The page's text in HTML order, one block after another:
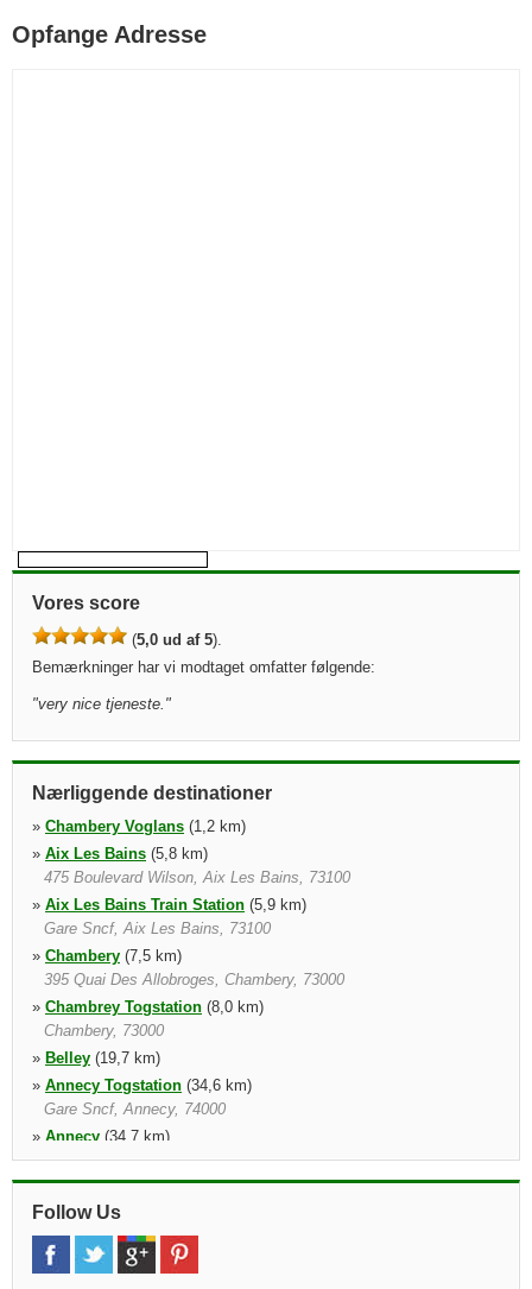
Opfange Adresse
Vores score
(5,0 ud af 5).
Bemærkninger har vi modtaget omfatter følgende:
"very nice tjeneste. "
Nærliggende destinationer
» Chambery Voglans (1,2 km)
» Aix Les Bains (5,8 km)
475 Boulevard Wilson, Aix Les Bains, 73100
» Aix Les Bains Train Station (5,9 km)
Gare Sncf, Aix Les Bains, 73100
» Chambery (7,5 km)
395 Quai Des Allobroges, Chambery, 73000
» Chambrey Togstation (8,0 km)
Chambery, 73000
» Belley (19,7 km)
» Annecy Togstation (34,6 km)
Gare Sncf, Annecy, 74000
» Annecy (34,7 km)
Annecy, 74000
Follow Us